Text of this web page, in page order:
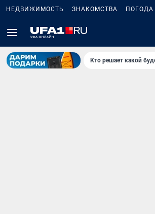
НЕДВИЖИМОСТЬ ЗНАКОМСТВА ПОГОДА
Кто решает какой